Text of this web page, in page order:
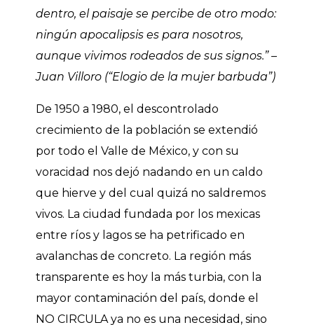
dentro, el paisaje se percibe de otro modo:
ningún apocalipsis es para nosotros,
aunque vivimos rodeados de sus signos.” –
Juan Villoro (“Elogio de la mujer barbuda”)
De 1950 a 1980, el descontrolado
crecimiento de la población se extendió
por todo el Valle de México, y con su
voracidad nos dejó nadando en un caldo
que hierve y del cual quizá no saldremos
vivos. La ciudad fundada por los mexicas
entre ríos y lagos se ha petrificado en
avalanchas de concreto. La región más
transparente es hoy la más turbia, con la
mayor contaminación del país, donde el
NO CIRCULA ya no es una necesidad, sino